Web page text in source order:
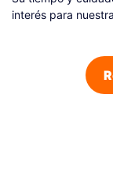
interés para